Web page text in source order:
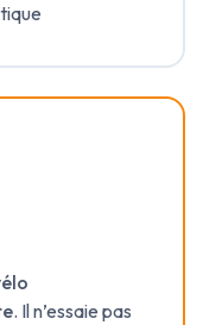
. Il n’essaie pas